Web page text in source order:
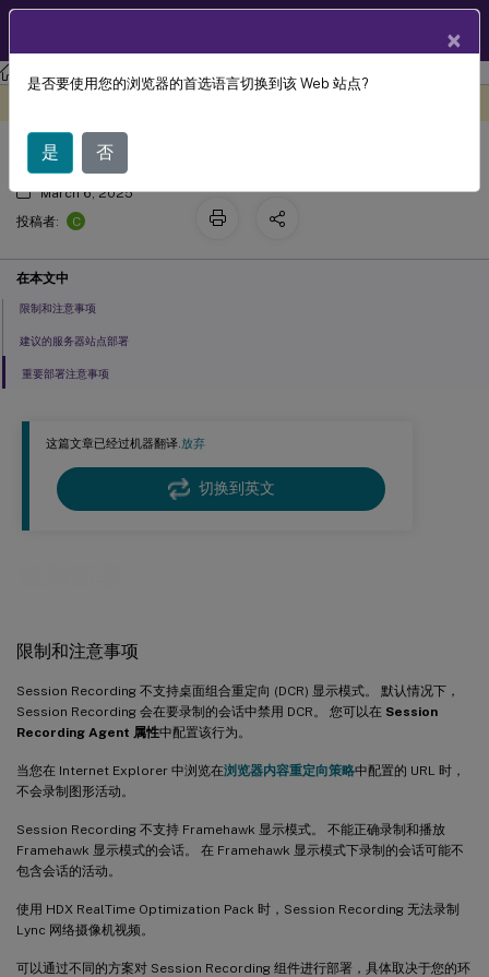
Session Recording Session Recording 2210
这篇文章已经过机器翻译.放弃
切换到英文
限制和注意事项
Session Recording 不支持桌面组合重定向 (DCR) 显示模式。 默认情况下，
Session Recording 会在要录制的会话中禁用 DCR。 您可以在 Session
Recording Agent 属性中配置该行为。
当您在 Internet Explorer 中浏览在浏览器内容重定向策略中配置的 URL 时，
不会录制图形活动。
Session Recording 不支持 Framehawk 显示模式。 不能正确录制和播放
Framehawk 显示模式的会话。 在 Framehawk 显示模式下录制的会话可能不
包含会话的活动。
使用 HDX RealTime Optimization Pack 时，Session Recording 无法录制
Lync 网络摄像机视频。
可以通过不同的方案对 Session Recording 组件进行部署，具体取决于您的环
规划部署
March 6, 2025
投稿者:
C
在本文中
限制和注意事项
建议的服务器站点部署
重要部署注意事项
×
是否要使用您的浏览器的首选语言切换到该 Web 站点?
是 否